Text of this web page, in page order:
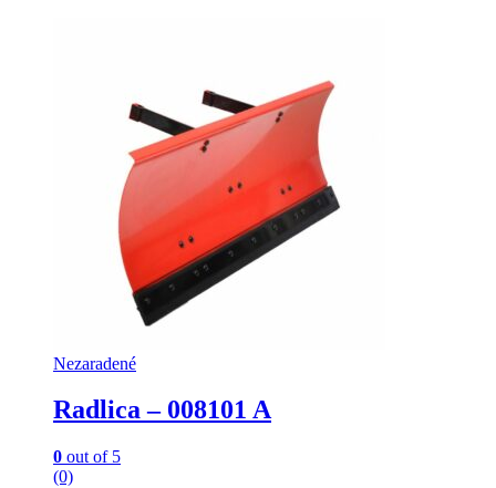
Nezaradené
Radlica – 008101 A
0 out of 5
(0)